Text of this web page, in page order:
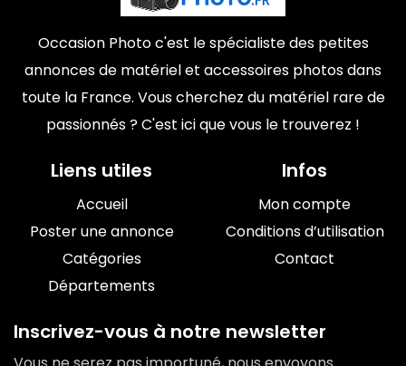
Occasion Photo c'est le spécialiste des petites
annonces de matériel et accessoires photos dans
toute la France. Vous cherchez du matériel rare de
passionnés ? C'est ici que vous le trouverez !
Liens utiles
Accueil
Poster une annonce
Catégories
Départements
Infos
Mon compte
Conditions d’utilisation
Contact
Inscrivez-vous à notre newsletter